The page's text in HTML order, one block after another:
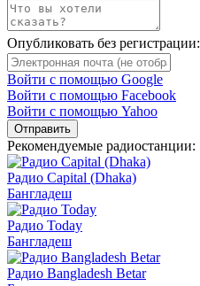
Опубликовать без регистрации:
Войти с помощью Google
Войти с помощью Facebook
Войти с помощью Yahoo
Отправить
Рекомендуемые радиостанции:
Радио Capital (Dhaka)
Бангладеш
Радио Today
Бангладеш
Радио Bangladesh Betar